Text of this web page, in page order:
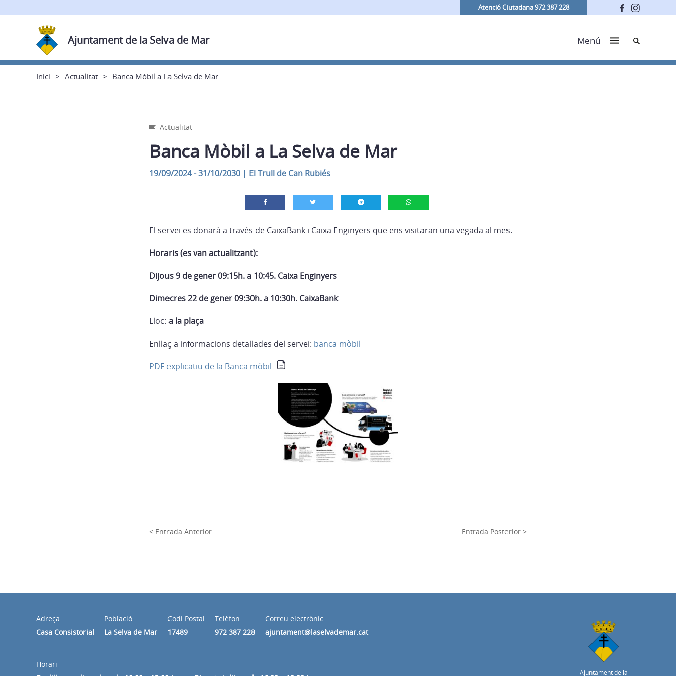
Atenció Ciutadana 972 387 228
Ajuntament de la Selva de Mar Menú Cerca
Inici Actualitat Banca Mòbil a La Selva de Mar
Actualitat
Banca Mòbil a La Selva de Mar
19/09/2024 - 31/10/2030 | El Trull de Can Rubiés
El servei es donarà a través de CaixaBank i Caixa Enginyers que ens visitaran una vegada al mes.
Horaris (es van actualitzant):
Dijous 9 de gener 09:15h. a 10:45. Caixa Enginyers
Dimecres 22 de gener 09:30h. a 10:30h. CaixaBank
Lloc: a la plaça
Enllaç a informacions detallades del servei: banca mòbil
PDF explicatiu de la Banca mòbil
< Entrada Anterior Entrada Posterior >
Adreça
Casa Consistorial
Població
La Selva de Mar
Codi Postal
17489
Telèfon
972 387 228
Correu electrònic
ajuntament@laselvademar.cat
Horari
Ajuntament de la